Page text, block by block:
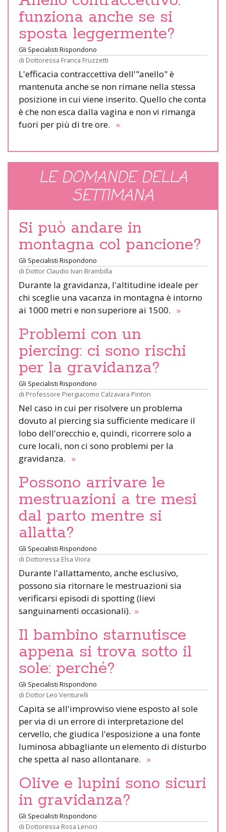
funziona anche se si
sposta leggermente?
Gli Specialisti Rispondono
di Dottoressa Franca Fruzzetti
L'efficacia contraccettiva dell'"anello" è
mantenuta anche se non rimane nella stessa
posizione in cui viene inserito. Quello che conta
è che non esca dalla vagina e non vi rimanga
fuori per più di tre ore. »
LE DOMANDE DELLA
SETTIMANA
Si può andare in
montagna col pancione?
Gli Specialisti Rispondono
di Dottor Claudio Ivan Brambilla
Durante la gravidanza, l'altitudine ideale per
chi sceglie una vacanza in montagna è intorno
ai 1000 metri e non superiore ai 1500. »
Problemi con un
piercing: ci sono rischi
per la gravidanza?
Gli Specialisti Rispondono
di Professore Piergiacomo Calzavara Pinton
Nel caso in cui per risolvere un problema
dovuto al piercing sia sufficiente medicare il
lobo dell'orecchio e, quindi, ricorrere solo a
cure locali, non ci sono problemi per la
gravidanza. »
Possono arrivare le
mestruazioni a tre mesi
dal parto mentre si
allatta?
Gli Specialisti Rispondono
di Dottoressa Elsa Viora
Durante l'allattamento, anche esclusivo,
possono sia ritornare le mestruazioni sia
verificarsi episodi di spotting (lievi
sanguinamenti occasionali). »
Il bambino starnutisce
appena si trova sotto il
sole: perché?
Gli Specialisti Rispondono
di Dottor Leo Venturelli
Capita se all'improvviso viene esposto al sole
per via di un errore di interpretazione del
cervello, che giudica l'esposizione a una fonte
luminosa abbagliante un elemento di disturbo
che spetta al naso allontanare. »
Olive e lupini sono sicuri
in gravidanza?
Gli Specialisti Rispondono
di Dottoressa Rosa Lenoci